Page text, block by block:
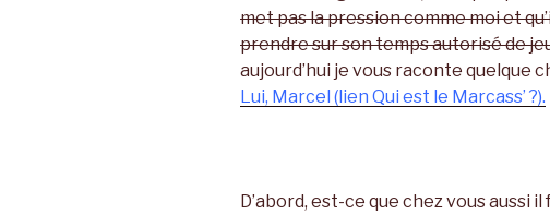
met pas la pression comme moi et
prendre sur son temps autorisé de
aujourd’hui je vous raconte quelque
Lui, Marcel (lien Qui est le Marcass’ ?).
D’abord, est-ce que chez vous aussi